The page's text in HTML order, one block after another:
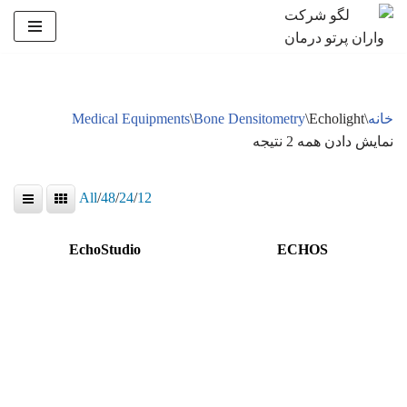
پرش
خانه\
Medical Equipments\Bone Densitometry\Echolight
نمایش دادن همه 2 نتیجه
12
/
24
/
48
/
All
ECHOS
EchoStudio